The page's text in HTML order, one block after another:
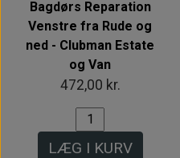
Bagdørs Reparation
Venstre fra Rude og
ned - Clubman Estate
og Van
472,00 kr.
LÆG I KURV